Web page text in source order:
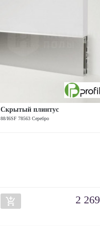
Скрытый плинтус
88/I6SF 78563 Серебро
add_shopping_cart 2 269